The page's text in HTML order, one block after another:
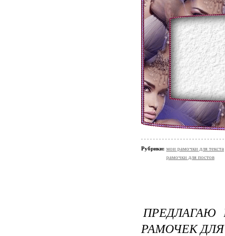
Рубрики: мои рамочки для текста
рамочки для постов
ПРЕДЛАГАЮ
РАМОЧЕК